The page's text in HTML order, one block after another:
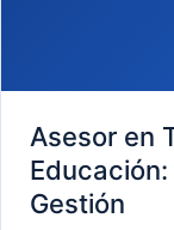
Asesor en
Gestión